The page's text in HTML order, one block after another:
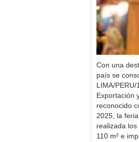
Con una
país se
LIMA/
Exportación
reconocido
2025, la
realizada
110 m² e